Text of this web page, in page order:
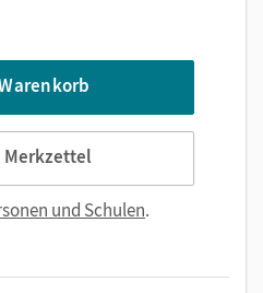
Merkzettel
und Schulen.